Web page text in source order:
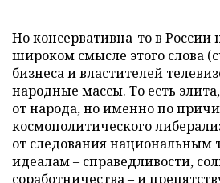
Но консервативна-то в России
широком смысле этого слова
бизнеса и властителей
народные массы. То есть
от народа, но именно по
космополитического
от следования национальным
идеалам – справедливости,
соработничества – и